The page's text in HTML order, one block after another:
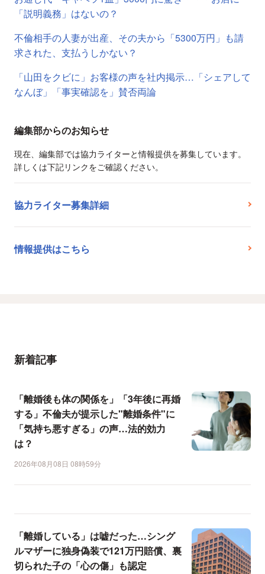
「説明義務」はないの？
不倫相手の人妻が出産、その夫から「5300万円」も請
求された、支払うしかない？
「山田をクビに」お客様の声を社内掲示…「シェアして
なんぼ」「事実確認を」賛否両論
編集部からのお知らせ
現在、編集部では協力ライターと情報提供を募集しています。
詳しくは下記リンクをご確認ください。
協力ライター募集詳細
情報提供はこちら
新着記事
「離婚後も体の関係を」「3年後に再婚
する」不倫夫が提示した"離婚条件"に
「気持ち悪すぎる」の声…法的効力
は？
2026年08月08日 08時59分
「離婚している」は嘘だった…シング
ルマザーに独身偽装で121万円賠償、裏
切られた子の「心の傷」も認定